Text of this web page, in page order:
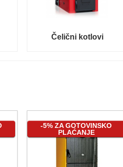
Čelični kotlovi
-5% ZA GOTOVINSKO
PLAĆANJE